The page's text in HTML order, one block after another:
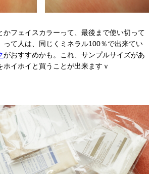
かフェイスカラーって、最後まで使い切って
って人は、同じくミネラル100％で出来てい
がおすすめかも。これ、サンプルサイズがあ
ホイホイと買うことが出来ますｖ